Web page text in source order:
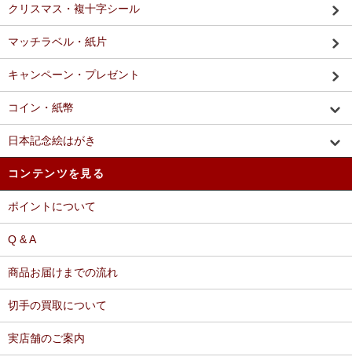
クリスマス・複十字シール
マッチラベル・紙片
キャンペーン・プレゼント
コイン・紙幣
日本記念絵はがき
コンテンツを見る
ポイントについて
Q & A
商品お届けまでの流れ
切手の買取について
実店舗のご案内